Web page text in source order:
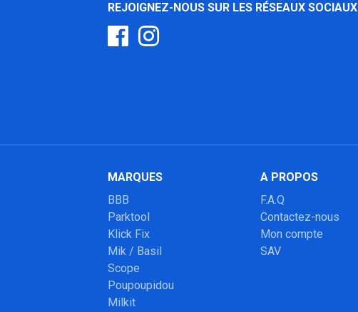
REJOIGNEZ-NOUS SUR LES RÉSEAUX SOCIAUX
MARQUES
BBB
Parktool
Klick Fix
Mik / Basil
Scope
Poupoupidou
Milkit
A PROPOS
F.A.Q
Contactez-nous
Mon compte
SAV